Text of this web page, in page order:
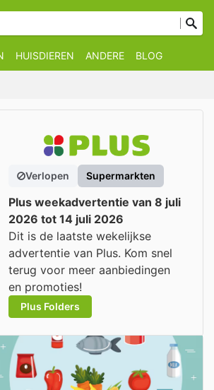
HUISDIEREN ANDERE BLOG
Verlopen Supermarkten
Plus weekadvertentie van 8 juli
2026 tot 14 juli 2026
Dit is de laatste wekelijkse
advertentie van Plus. Kom snel
terug voor meer aanbiedingen
en promoties!
Plus Folders